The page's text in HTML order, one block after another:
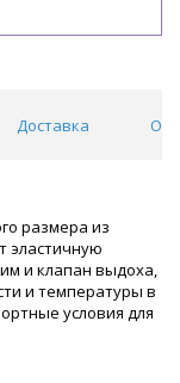
Доставка
размера из
эластичную
и клапан выдоха,
и температуры в
условия для